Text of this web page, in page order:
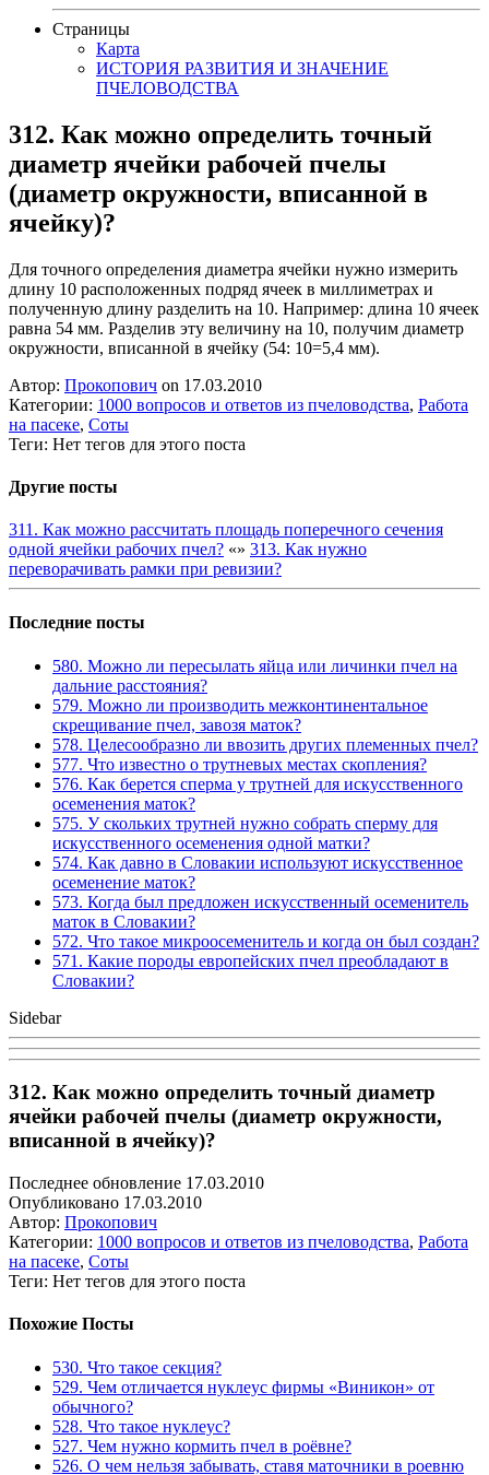
Страницы
Карта
ИСТОРИЯ РАЗВИТИЯ И ЗНАЧЕНИЕ
ПЧЕЛОВОДСТВА
312. Как можно определить точный
диаметр ячейки рабочей пчелы
(диаметр окружности, вписанной в
ячейку)?
Для точного определения диаметра ячейки нужно измерить
длину 10 расположенных подряд ячеек в миллиметрах и
полученную длину разделить на 10. Например: длина 10 ячеек
равна 54 мм. Разделив эту величину на 10, получим диаметр
окружности, вписанной в ячейку (54: 10=5,4 мм).
Автор: Прокопович on 17.03.2010
Категории: 1000 вопросов и ответов из пчеловодства, Работа
на пасеке, Соты
Теги: Нет тегов для этого поста
Другие посты
311. Как можно рассчитать площадь поперечного сечения
одной ячейки рабочих пчел? «» 313. Как нужно
переворачивать рамки при ревизии?
Последние посты
580. Можно ли пересылать яйца или личинки пчел на
дальние расстояния?
579. Можно ли производить межконтинентальное
скрещивание пчел, завозя маток?
578. Целесообразно ли ввозить других племенных пчел?
577. Что известно о трутневых местах скопления?
576. Как берется сперма у трутней для искусственного
осеменения маток?
575. У скольких трутней нужно собрать сперму для
искусственного осеменения одной матки?
574. Как давно в Словакии используют искусственное
осеменение маток?
573. Когда был предложен искусственный осеменитель
маток в Словакии?
572. Что такое микроосеменитель и когда он был создан?
571. Какие породы европейских пчел преобладают в
Словакии?
Sidebar
312. Как можно определить точный диаметр
ячейки рабочей пчелы (диаметр окружности,
вписанной в ячейку)?
Последнее обновление 17.03.2010
Опубликовано 17.03.2010
Автор: Прокопович
Категории: 1000 вопросов и ответов из пчеловодства, Работа
на пасеке, Соты
Теги: Нет тегов для этого поста
Похожие Посты
530. Что такое секция?
529. Чем отличается нуклеус фирмы «Виникон» от
обычного?
528. Что такое нуклеус?
527. Чем нужно кормить пчел в роёвне?
526. О чем нельзя забывать, ставя маточники в роевню